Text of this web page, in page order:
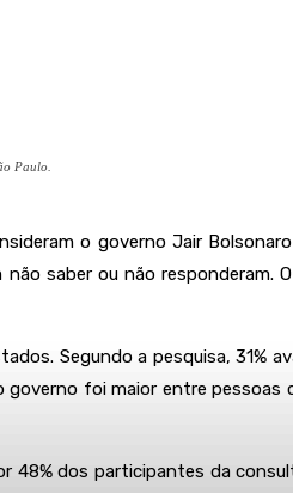
Paulo.
o governo Jair
saber ou não
Segundo a pesquisa, 31%
foi maior entre
dos participantes da